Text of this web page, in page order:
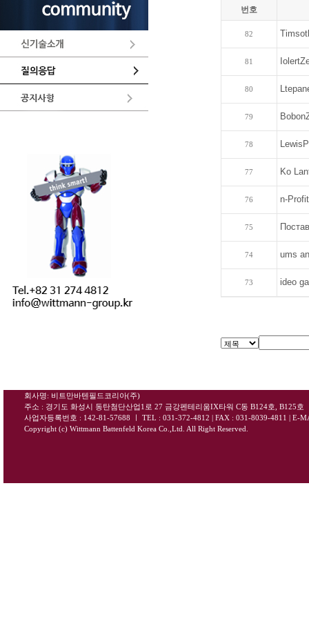
번호
82
81
80
79
78
77 Ko
76 n-
75
74 ums
73 ideo
회사명: 비트만바텐필드코리아(주)
주소 : 경기도 화성시 동탄첨단산업1로 27 금강펜테리움IX타워 C동 B124호, B125호
사업자등록번호 : 142-81-57688
ㅣ TEL : 031-372-4812 | FAX : 031-8039-4811 | E-
Copyright (c) Wittmann Battenfeld Korea Co.,Ltd. All Right Reserved.